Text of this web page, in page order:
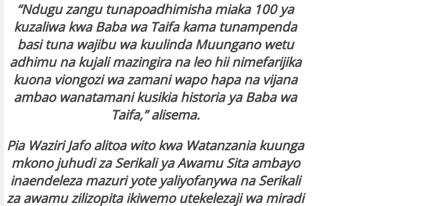
“Ndugu zangu tunapoadhimisha miaka 100 ya
kuzaliwa kwa Baba wa Taifa kama tunampenda
basi tuna wajibu wa kuulinda Muungano wetu
adhimu na kujali mazingira na leo hii nimefarijika
kuona viongozi wa zamani wapo hapa na vijana
ambao wanatamani kusikia historia ya Baba wa
Taifa,” alisema.
Pia Waziri Jafo alitoa wito kwa Watanzania kuunga
mkono juhudi za Serikali ya Awamu Sita ambayo
inaendeleza mazuri yote yaliyofanywa na Serikali
za awamu zilizopita ikiwemo utekelezaji wa miradi